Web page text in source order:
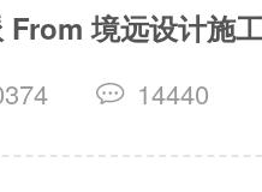
From 境远设计施
14440